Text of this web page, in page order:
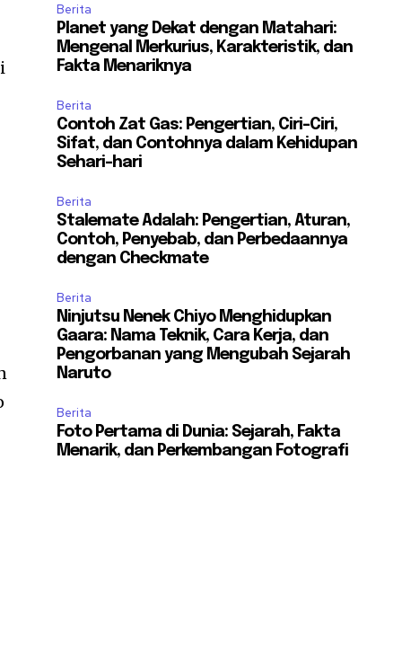
Berita
Planet yang Dekat dengan Matahari:
Mengenal Merkurius, Karakteristik, dan
Fakta Menariknya
Berita
Contoh Zat Gas: Pengertian, Ciri-Ciri,
Sifat, dan Contohnya dalam Kehidupan
Sehari-hari
Berita
Stalemate Adalah: Pengertian, Aturan,
Contoh, Penyebab, dan Perbedaannya
dengan Checkmate
Berita
Ninjutsu Nenek Chiyo Menghidupkan
Gaara: Nama Teknik, Cara Kerja, dan
Pengorbanan yang Mengubah Sejarah
Naruto
Berita
Foto Pertama di Dunia: Sejarah, Fakta
Menarik, dan Perkembangan Fotografi